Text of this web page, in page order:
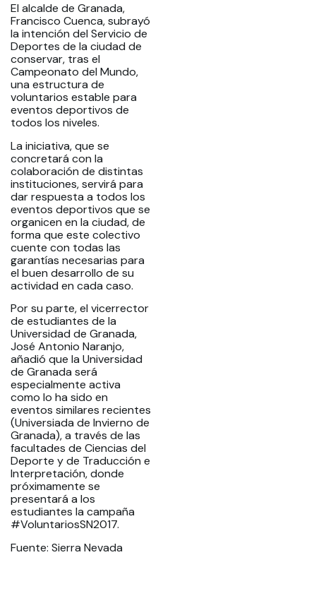
El alcalde de Granada,
Francisco Cuenca, subrayó
la intención del Servicio de
Deportes de la ciudad de
conservar, tras el
Campeonato del Mundo,
una estructura de
voluntarios estable para
eventos deportivos de
todos los niveles.
La iniciativa, que se
concretará con la
colaboración de distintas
instituciones, servirá para
dar respuesta a todos los
eventos deportivos que se
organicen en la ciudad, de
forma que este colectivo
cuente con todas las
garantías necesarias para
el buen desarrollo de su
actividad en cada caso.
Por su parte, el vicerrector
de estudiantes de la
Universidad de Granada,
José Antonio Naranjo,
añadió que la Universidad
de Granada será
especialmente activa
como lo ha sido en
eventos similares recientes
(Universiada de Invierno de
Granada), a través de las
facultades de Ciencias del
Deporte y de Traducción e
Interpretación, donde
próximamente se
presentará a los
estudiantes la campaña
#VoluntariosSN2017.
Fuente: Sierra Nevada